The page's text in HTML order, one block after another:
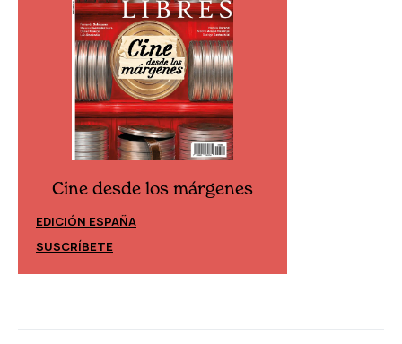
Cine desde los márgenes
EDICIÓN ESPAÑA
SUSCRÍBETE